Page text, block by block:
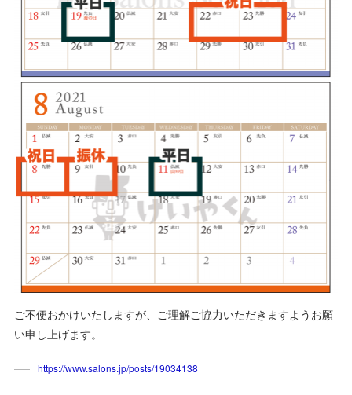
ご不便おかけいたしますが、ご理解ご協力いただきますようお願
い申し上げます。
https://www.salons.jp/posts/19034138